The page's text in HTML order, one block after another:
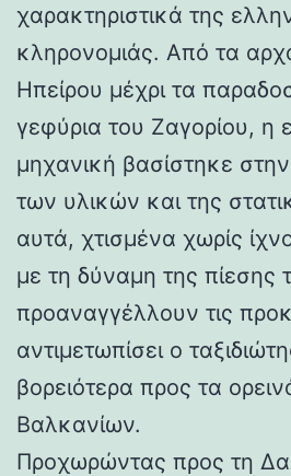
χαρακτηριστικά της
κληρονομιάς. Από τα
Ηπείρου μέχρι τα
γεφύρια του Ζαγορίου, η
μηχανική βασίστηκε
των υλικών και της
αυτά, χτισμένα χωρίς
με τη δύναμη της πίεσης
προαναγγέλλουν τις
αντιμετωπίσει ο
βορειότερα προς τα
Βαλκανίων.
Προχωρώντας προς τη